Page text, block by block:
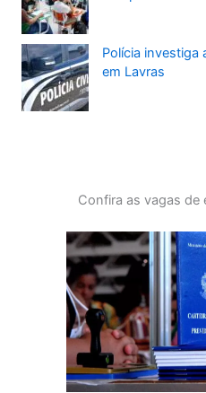
Polícia investiga
em Lavras
Confira as vagas de